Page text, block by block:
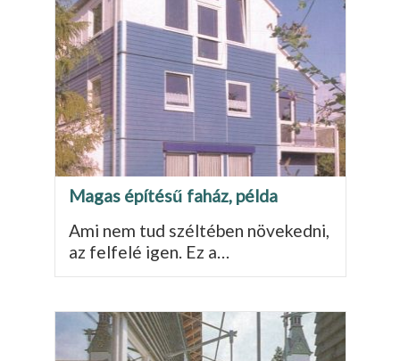
Magas építésű faház, példa
Ami nem tud széltében növekedni,
az felfelé igen. Ez a…